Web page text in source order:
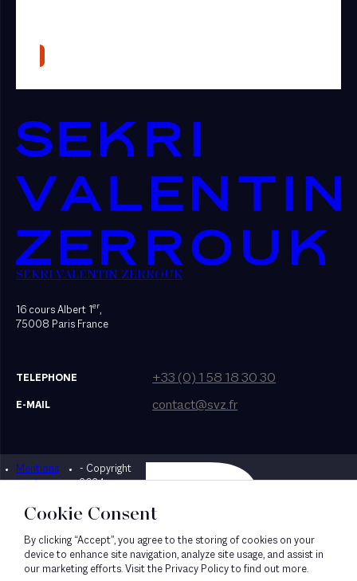
Presse
SEKRI VALENTIN ZERROUK
16 cours Albert 1er,
75008 Paris France
TELEPHONE +33 (0) 1 58 18 30 30
E-MAIL contact@svz.fr
Mentions
légales
- Copyright
2024
Designed by Bonhomme
Cookie Consent
By clicking “Accept”, you agree to the storing of cookies on your
device to enhance site navigation, analyze site usage, and assist in
our marketing efforts. Visit the Privacy Policy to find out more.